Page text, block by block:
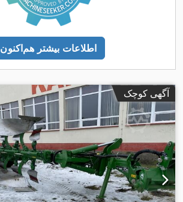
اطلاعات بیشتر هم‌اکنون
آگهی کوچک